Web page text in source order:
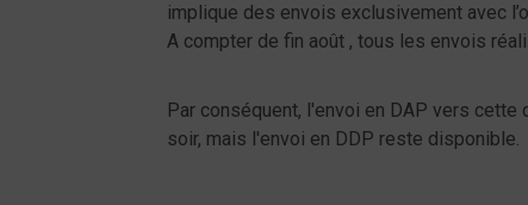
implique des envois exclusivement avec
A compter de fin août , tous les envois
Par conséquent, l'envoi en DAP vers
soir, mais l'envoi en DDP reste disponible.